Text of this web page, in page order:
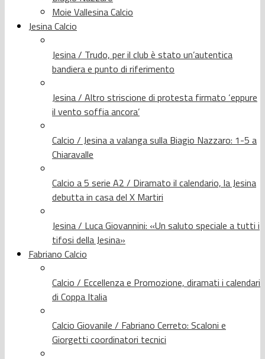
Moie Vallesina Calcio
Jesina Calcio
Jesina / Trudo, per il club è stato un’autentica
bandiera e punto di riferimento
Jesina / Altro striscione di protesta firmato ‘eppure
il vento soffia ancora’
Calcio / Jesina a valanga sulla Biagio Nazzaro: 1-5 a
Chiaravalle
Calcio a 5 serie A2 / Diramato il calendario, la Jesina
debutta in casa del X Martiri
Jesina / Luca Giovannini: «Un saluto speciale a tutti i
tifosi della Jesina»
Fabriano Calcio
Calcio / Eccellenza e Promozione, diramati i calendari
di Coppa Italia
Calcio Giovanile / Fabriano Cerreto: Scaloni e
Giorgetti coordinatori tecnici